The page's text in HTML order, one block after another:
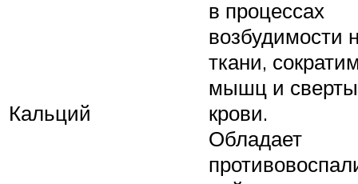
Кальций
в процессах
возбудимости
ткани,
мышц и
крови.
Обладает